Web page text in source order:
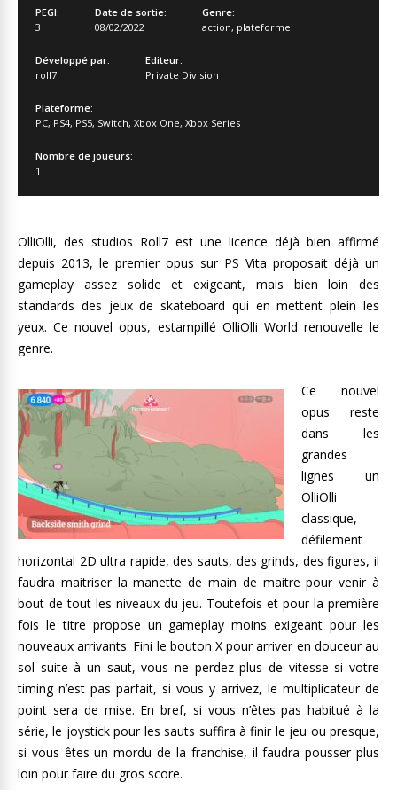
PEGI:
3
Date de sortie:
08/02/2022
Genre:
action, plateforme
Développé par:
roll7
Editeur:
Private Division
Plateforme:
PC, PS4, PS5, Switch, Xbox One, Xbox Series
Nombre de joueurs:
1
OlliOlli, des studios Roll7 est une licence déjà bien affirmé
depuis 2013, le premier opus sur PS Vita proposait déjà un
gameplay assez solide et exigeant, mais bien loin des
standards des jeux de skateboard qui en mettent plein les
yeux. Ce nouvel opus, estampillé OlliOlli World renouvelle le
genre.
Ce nouvel
opus reste
dans les
grandes
lignes un
OlliOlli
classique,
défilement
horizontal 2D ultra rapide, des sauts, des grinds, des figures, il
faudra maitriser la manette de main de maitre pour venir à
bout de tout les niveaux du jeu. Toutefois et pour la première
fois le titre propose un gameplay moins exigeant pour les
nouveaux arrivants. Fini le bouton X pour arriver en douceur au
sol suite à un saut, vous ne perdez plus de vitesse si votre
timing n’est pas parfait, si vous y arrivez, le multiplicateur de
point sera de mise. En bref, si vous n’êtes pas habitué à la
série, le joystick pour les sauts suffira à finir le jeu ou presque,
si vous êtes un mordu de la franchise, il faudra pousser plus
loin pour faire du gros score.